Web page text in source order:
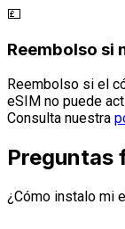
💷
Reembolso si
Reembolso si el
eSIM no puede
Consulta nuestra
Preguntas
¿Cómo instalo mi